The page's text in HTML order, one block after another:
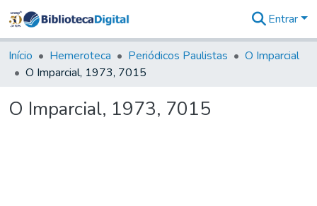
&
Coleções
Tudo na
Digital
Entrar
Início Hemeroteca Periódicos Paulistas
O Imparcial
O Imparcial, 1973, 7015
O Imparcial, 1973, 7015